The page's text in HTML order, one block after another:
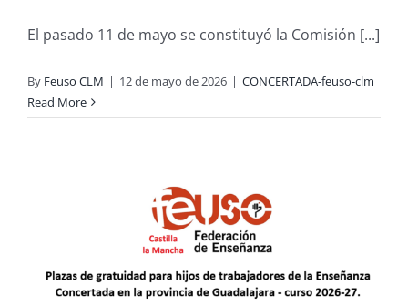
El pasado 11 de mayo se constituyó la Comisión [...]
By Feuso CLM | 12 de mayo de 2026 | CONCERTADA-feuso-clm
Read More